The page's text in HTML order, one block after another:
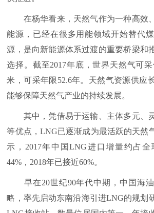
在杨华看来，天然气作为一种高效
能源，已经在很多用能领域开始替代
源，是向新能源体系过渡的重要桥梁和
选择。截至2017年底，世界天然气可
米，可采年限52.6年。天然气资源供应
能够保障天然气产业的持续发展。
其中，凭借易于运输、主体多元、
等优点，LNG已逐渐成为最活跃的天然
示，2017年中国LNG进口增量约占
44%，2018年已接近60%。
早在20世纪90年代中期，中国海油
略，率先启动东南沿海引进LNG的规划